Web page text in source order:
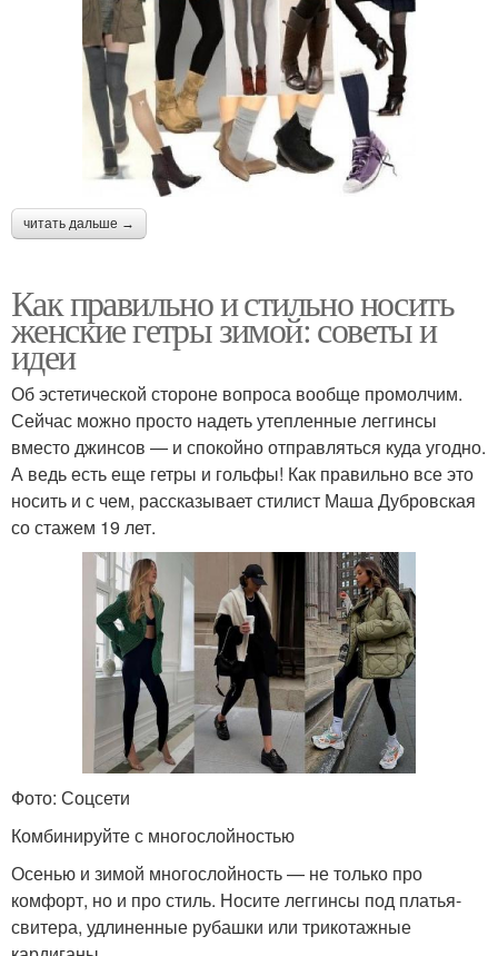
читать дальше →
Как правильно и стильно носить
женские гетры зимой: советы и
идеи
Об эстетической стороне вопроса вообще промолчим.
Сейчас можно просто надеть утепленные леггинсы
вместо джинсов — и спокойно отправляться куда угодно.
А ведь есть еще гетры и гольфы! Как правильно все это
носить и с чем, рассказывает стилист Маша Дубровская
со стажем 19 лет.
Фото: Соцсети
Комбинируйте с многослойностью
Осенью и зимой многослойность — не только про
комфорт, но и про стиль. Носите леггинсы под платья-
свитера, удлиненные рубашки или трикотажные